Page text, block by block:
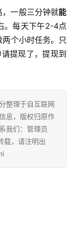
一般三分钟就能
。每天下午2-4点
个小时任务。只
请提现了，提现到
整理于自互联网
息，版权归原作
我们：管理员
载，请注明出